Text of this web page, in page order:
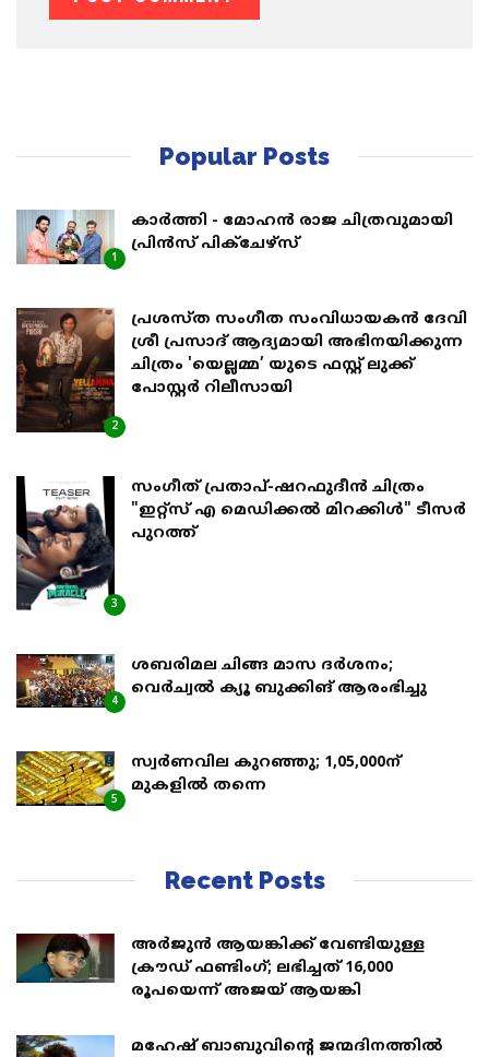
Popular Posts
1
കാർത്തി - മോഹൻ രാജ ചിത്രവുമായി
പ്രിൻസ് പിക്ചേഴ്സ്
2
പ്രശസ്ത സംഗീത സംവിധായകൻ ദേവി
ശ്രീ പ്രസാദ് ആദ്യമായി അഭിനയിക്കുന്ന
ചിത്രം 'യെല്ലമ്മ’ യുടെ ഫസ്റ്റ് ലുക്ക്
പോസ്റ്റർ റിലീസായി
3
സംഗീത് പ്രതാപ്-ഷറഫുദീൻ ചിത്രം
"ഇറ്റ്സ് എ മെഡിക്കൽ മിറക്കിൾ" ടീസർ
പുറത്ത്
4
ശബരിമല ചിങ്ങ മാസ ദര്‍ശനം;
വെര്‍ച്വല്‍ ക്യൂ ബുക്കിങ് ആരംഭിച്ചു
5
സ്വര്‍ണവില കുറഞ്ഞു; 1,05,000ന്
മുകളില്‍ തന്നെ
Recent Posts
അര്‍ജുന്‍ ആയങ്കിക്ക് വേണ്ടിയുള്ള
ക്രൗഡ് ഫണ്ടിംഗ്; ലഭിച്ചത് 16,000
രൂപയെന്ന് അജയ് ആയങ്കി
മഹേഷ് ബാബുവിന്റെ ജന്മദിനത്തിൽ